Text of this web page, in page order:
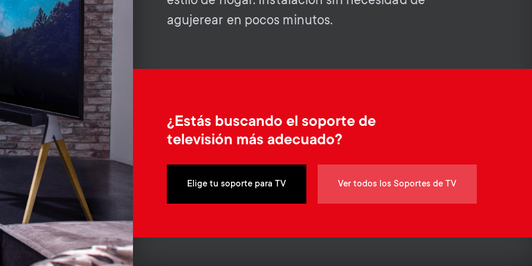
d
y
p
r
o
d
a
y
s
u
agujerear en pocos minutos.
¿Estás buscando el soporte de
televisión más adecuado?
Elige tu soporte para TV Ver todos los Soportes de TV